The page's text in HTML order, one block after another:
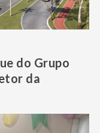
do Grupo
da